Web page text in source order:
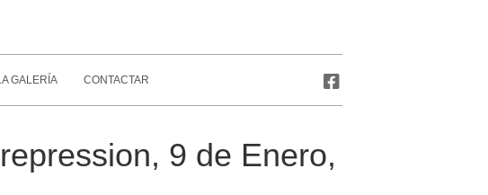
GALERÍA CONTACTAR
9 de Enero,